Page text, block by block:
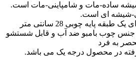
ساده-مات و شامپاینی-مات است.
شیشه ای است.
پایه چوبی 28 سانتی متر
جنس چوب بامبو ضد آب و قابل شستشو
به فرد
در محصول درجه یک می باشد.